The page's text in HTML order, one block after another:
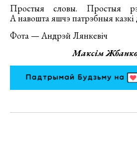
Простыя словы. Простыя
А навошта яшчэ патрэбныя казкі
Фота — Андрэй Лянкевіч
Максім